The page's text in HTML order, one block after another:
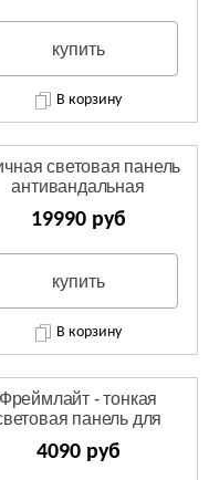
купить
В корзину
световая панель
антивандальная
19990 руб
купить
В корзину
Фреймлайт - тонкая
панель для
рекламы
4090 руб